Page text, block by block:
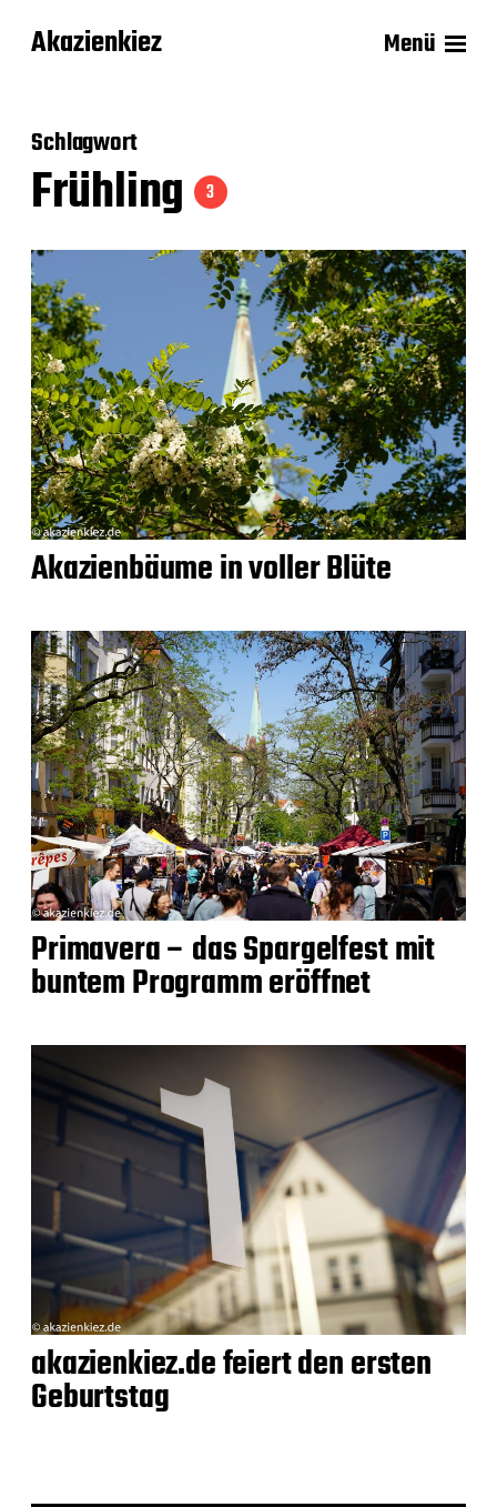
Akazienkiez Menü
Schlagwort
Frühling 3
Akazienbäume in voller Blüte
Primavera – das Spargelfest mit
buntem Programm eröffnet
akazienkiez.de feiert den ersten
Geburtstag